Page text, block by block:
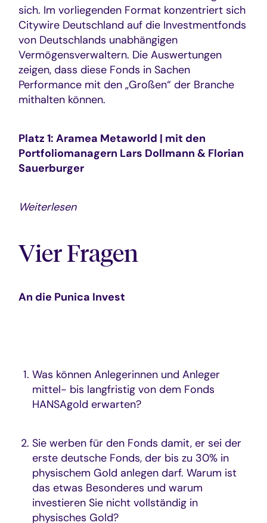
sich. Im vorliegenden Format konzentriert sich
Citywire Deutschland auf die Investmentfonds
von Deutschlands unabhängigen
Vermögensverwaltern. Die Auswertungen
zeigen, dass diese Fonds in Sachen
Performance mit den „Großen“ der Branche
mithalten können.
Platz 1: Aramea Metaworld | mit den
Portfoliomanagern Lars Dollmann & Florian
Sauerburger
Weiterlesen
Vier Fragen
An die Punica Invest
Was können Anlegerinnen und Anleger
mittel- bis langfristig von dem Fonds
HANSAgold erwarten?
Sie werben für den Fonds damit, er sei der
erste deutsche Fonds, der bis zu 30% in
physischem Gold anlegen darf. Warum ist
das etwas Besonderes und warum
investieren Sie nicht vollständig in
physisches Gold?